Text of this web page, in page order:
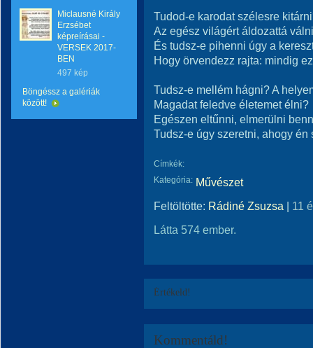
Miclausné Király
Erzsébet
képreírásai -
VERSEK 2017-
BEN
497 kép
Böngéssz a galériák
között!
Tudod-e karodat szélesre
Az egész világért áldozattá
És tudsz-e pihenni úgy a
Hogy örvendezz rajta: mindig
Tudsz-e mellém hágni? A
Magadat feledve életemet élni?
Egészen eltűnni, elmerülni
Tudsz-e úgy szeretni, ahogy én
Címkék:
Kategória: Művészet
Feltöltötte: Rádiné Zsuzsa | 11
Látta 574 ember.
Értékeld!
Kommentáld!